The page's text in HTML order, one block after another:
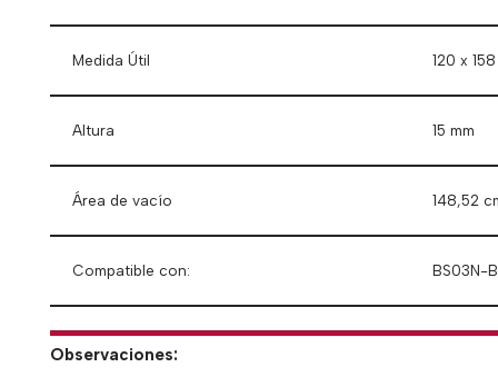
Medida Útil 120 x
Altura 15 mm
Área de vacío 148,52
Compatible con: BS03N-
Observaciones: